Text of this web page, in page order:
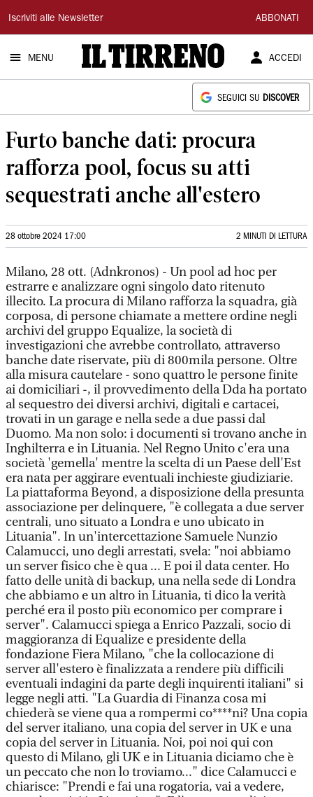
Il
Tirreno
Iscriviti alle Newsletter ABBONATI
MENU ACCEDI
SEGUICI SU DISCOVER
Furto banche dati: procura
rafforza pool, focus su atti
sequestrati anche all'estero
28 ottobre 2024 17:00 2 MINUTI DI LETTURA
Milano, 28 ott. (Adnkronos) - Un pool ad hoc per
estrarre e analizzare ogni singolo dato ritenuto
illecito. La procura di Milano rafforza la squadra, già
corposa, di persone chiamate a mettere ordine negli
archivi del gruppo Equalize, la società di
investigazioni che avrebbe controllato, attraverso
banche date riservate, più di 800mila persone. Oltre
alla misura cautelare - sono quattro le persone finite
ai domiciliari -, il provvedimento della Dda ha portato
al sequestro dei diversi archivi, digitali e cartacei,
trovati in un garage e nella sede a due passi dal
Duomo. Ma non solo: i documenti si trovano anche in
Inghilterra e in Lituania. Nel Regno Unito c'era una
società 'gemella' mentre la scelta di un Paese dell'Est
era nata per aggirare eventuali inchieste giudiziarie.
La piattaforma Beyond, a disposizione della presunta
associazione per delinquere, "è collegata a due server
centrali, uno situato a Londra e uno ubicato in
Lituania". In un'intercettazione Samuele Nunzio
Calamucci, uno degli arrestati, svela: "noi abbiamo
un server fisico che è qua ... E poi il data center. Ho
fatto delle unità di backup, una nella sede di Londra
che abbiamo e un altro in Lituania, ti dico la verità
perché era il posto più economico per comprare i
server". Calamucci spiega a Enrico Pazzali, socio di
maggioranza di Equalize e presidente della
fondazione Fiera Milano, "che la collocazione di
server all'estero è finalizzata a rendere più difficili
eventuali indagini da parte degli inquirenti italiani" si
legge negli atti. "La Guardia di Finanza cosa mi
chiederà se viene qua a rompermi co****ni? Una copia
del server italiano, una copia del server in UK e una
copia del server in Lituania. Noi, poi noi qui con
questo di Milano, gli UK e in Lituania diciamo che è
un peccato che non lo troviamo..." dice Calamucci e
chiarisce: "Prendi e fai una rogatoria, vai a vedere,